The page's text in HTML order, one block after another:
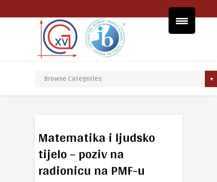
Matematika i ljudsko
tijelo – poziv na
radionicu na PMF-u